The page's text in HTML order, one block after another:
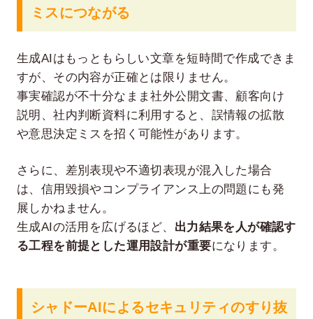
ミスにつながる
生成AIはもっともらしい文章を短時間で作成できま
すが、その内容が正確とは限りません。
事実確認が不十分なまま社外公開文書、顧客向け
説明、社内判断資料に利用すると、誤情報の拡散
や意思決定ミスを招く可能性があります。
さらに、差別表現や不適切表現が混入した場合
は、信用毀損やコンプライアンス上の問題にも発
展しかねません。
生成AIの活用を広げるほど、 出力結果を人が確認す
る工程を前提とした運用設計が重要になります。
シャドーAIによるセキュリティのすり抜